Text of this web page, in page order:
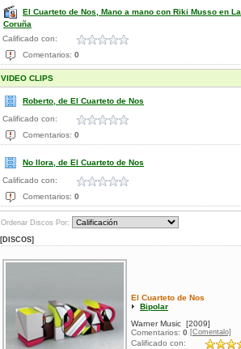
El Cuarteto de Nos, Mano a mano con Riki Musso en La
Coruña
Calificado con:
Comentarios: 0
VIDEO CLIPS
Roberto, de El Cuarteto de Nos
Calificado con:
Comentarios: 0
No llora, de El Cuarteto de Nos
Calificado con:
Comentarios: 0
Ordenar Discos Por:
[DISCOS]
El Cuarteto de Nos
Bipolar
Warner Music [2009]
Comentarios: 0 [Comentalo]
Calificado con: